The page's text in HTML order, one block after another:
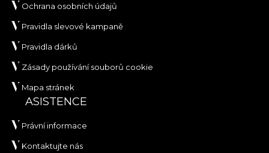
Ochrana osobních údajů
Pravidla slevové kampaně
Pravidla dárků
Zásady používání souborů cookie
Mapa stránek
ASISTENCE
Právní informace
Kontaktujte nás